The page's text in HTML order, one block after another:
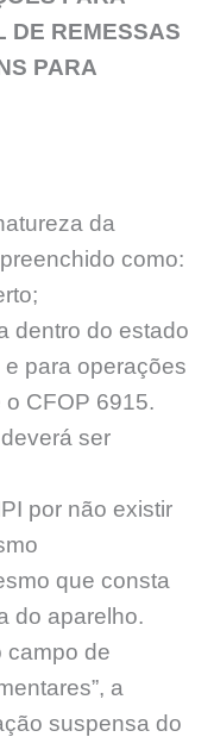
DE REMESSAS
PARA
da
como:
dentro do estado
para operações
CFOP 6915.
ser
por não existir
que consta
do aparelho.
campo de
a
suspensa do